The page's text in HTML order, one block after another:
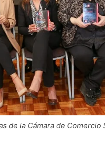
de la Cámara de Comercio